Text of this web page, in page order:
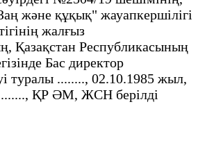
және құқық" жауапкершілігі
жалғыз
Қазақстан Республикасының
Бас директор
туралы ........, 02.10.1985 жыл,
ҚР ӘМ, ЖСН берілді